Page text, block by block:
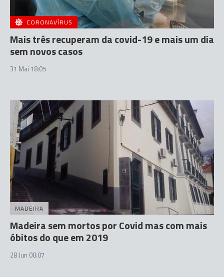
CORONAVÍRUS
Mais três recuperam da covid-19 e mais um dia
sem novos casos
31 Mai 18:05
MADEIRA
Madeira sem mortos por Covid mas com mais
óbitos do que em 2019
28 Jun 00:07